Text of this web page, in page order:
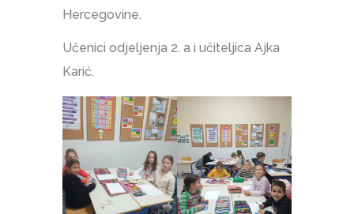
Hercegovine.
Učenici odjeljenja 2. a i učiteljica Ajka
Karić.